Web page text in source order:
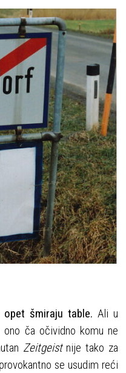
opet šmiraju table. Ali u
ča očividno komu ne
Zeitgeistnije tako za
se usudim reći